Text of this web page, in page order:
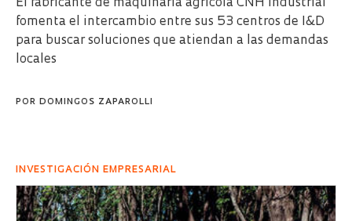
El fabricante de maquinaria agrícola CNH Industrial
fomenta el intercambio entre sus 53 centros de I&D
para buscar soluciones que atiendan a las demandas
locales
POR DOMINGOS ZAPAROLLI
INVESTIGACIÓN EMPRESARIAL